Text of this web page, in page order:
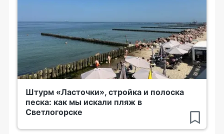
Штурм «Ласточки», стройка и полоска
песка: как мы искали пляж в
Светлогорске